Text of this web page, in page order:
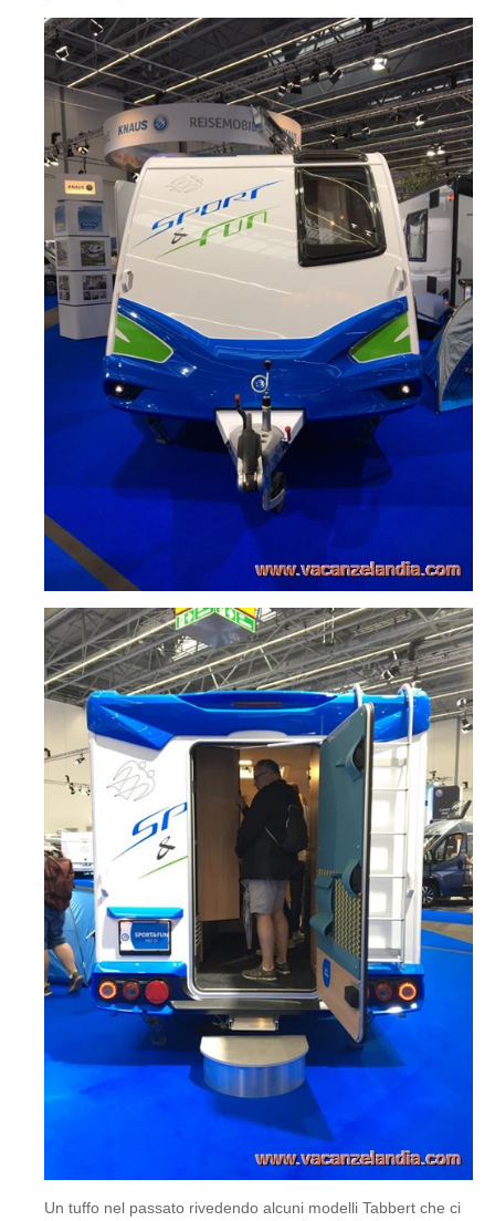
Un tuffo nel passato rivedendo alcuni modelli Tabbert che ci